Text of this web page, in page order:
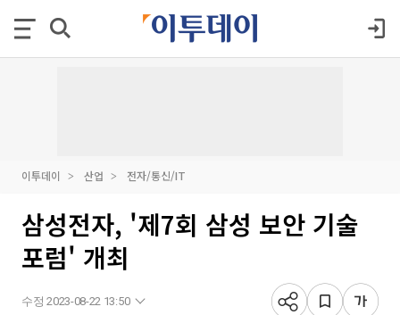
이투데이 산업 전자/통신/IT
삼성전자, '제7회 삼성 보안 기술
포럼' 개최
수정 2023-08-22 13:50